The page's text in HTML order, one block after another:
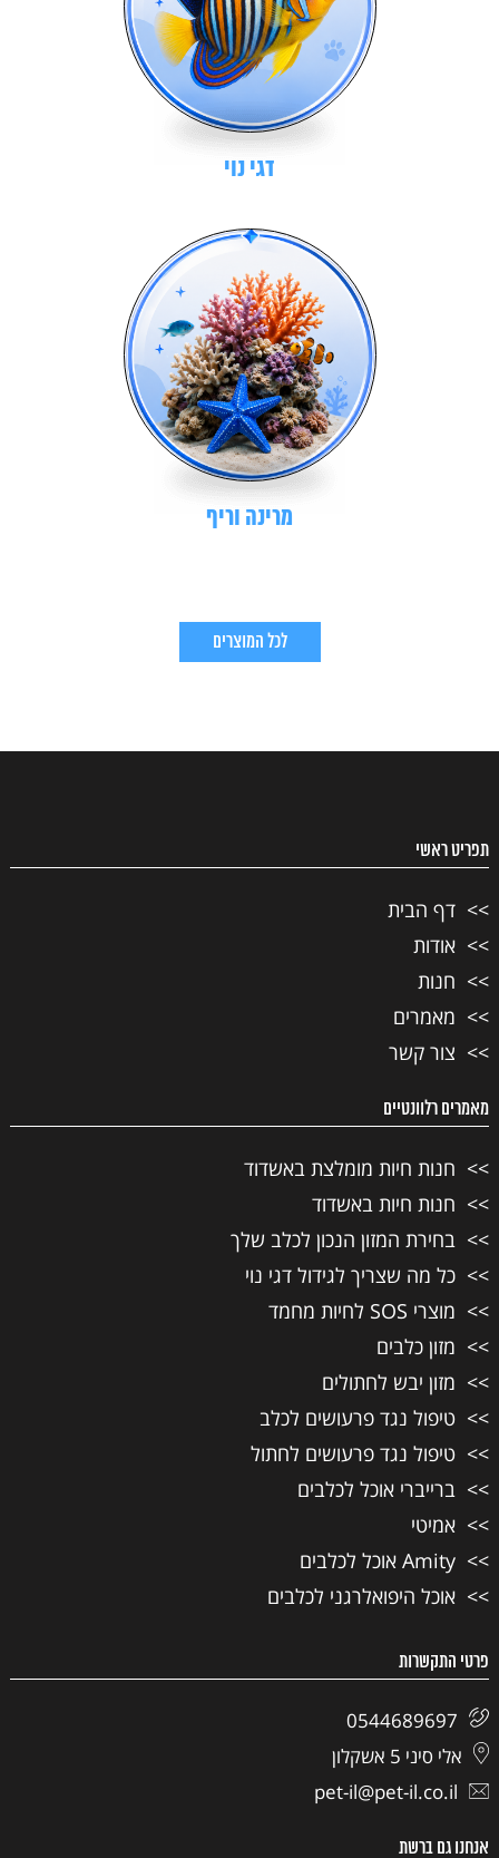
דגי נוי
מרינה וריף
לכל המוצרים
תפריט ראשי
דף הבית
אודות
חנות
מאמרים
צור קשר
מאמרים רלוונטיים
חנות חיות מומלצת באשדוד
חנות חיות באשדוד
בחירת המזון הנכון לכלב שלך
כל מה שצריך לגידול דגי נוי
מוצרי SOS לחיות מחמד
מזון כלבים
מזון יבש לחתולים
טיפול נגד פרעושים לכלב
טיפול נגד פרעושים לחתול
ברייברי אוכל לכלבים
אמיטי
Amity אוכל לכלבים
אוכל היפואלרגני לכלבים
פרטי התקשרות
0544689697
אלי סיני 5 אשקלון
pet-il@pet-il.co.il
אנחנו גם ברשת